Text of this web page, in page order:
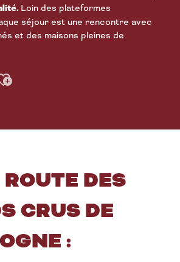
Loin des plateformes
séjour est une rencontre avec
et des maisons pleines de
aux favoris
DES
CRUS DE
: